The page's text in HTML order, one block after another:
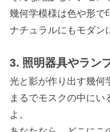
幾何学模様は色や形で
ナチュラルにもモダン
3. 照明器具やラン
光と影が作り出す幾何
まるでモスクの中にい
よ。